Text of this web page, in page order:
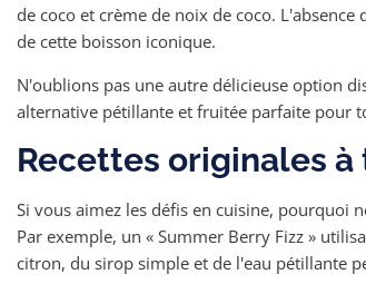
de coco et crème de noix de coco.
de cette boisson iconique.
N'oublions pas une autre délicieuse option
alternative pétillante et fruitée parfaite pour
Recettes originales à
Si vous aimez les défis en cuisine, pourquoi
Par exemple, un « Summer Berry Fizz »
citron, du sirop simple et de l'eau pétillante